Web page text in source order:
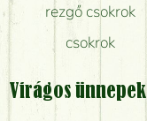
rezgő csokrok
csokrok
Virágos ünnepek